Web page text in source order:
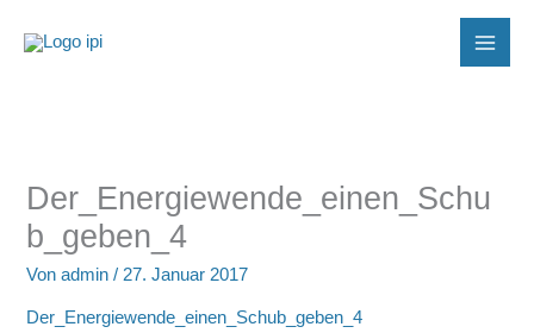
Inhalt
Der_Energiewende_einen_Schu
b_geben_4
Vonadmin/ 27. Januar 2017
Der_Energiewende_einen_Schub_geben_4